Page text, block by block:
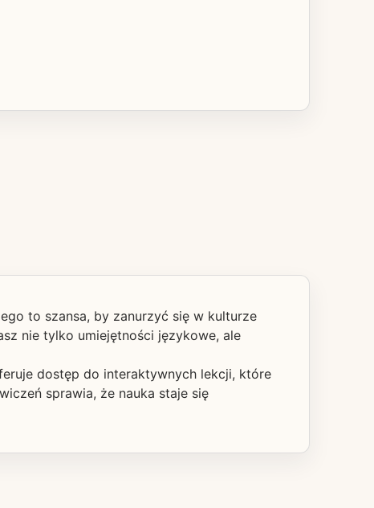
to szansa, by zanurzyć się w kulturze
nie tylko umiejętności językowe, ale
dostęp do interaktywnych lekcji, które
sprawia, że nauka staje się